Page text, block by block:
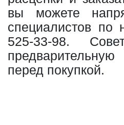
вы можете
специалистов по
525-33-98.
перед покупкой.